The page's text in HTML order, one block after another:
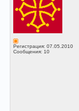
Регистрация: 07.05.2010
Сообщения: 10